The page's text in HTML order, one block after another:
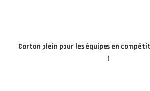
Carton plein pour les équipes en
!